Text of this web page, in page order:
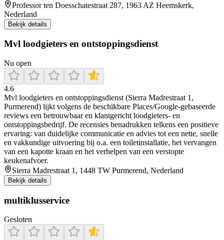
Professor ten Doesschatestraat 287, 1963 AZ Heemskerk,
Nederland
Bekijk details
Mvl loodgieters en ontstoppingsdienst
Nu open
4.6
Mvl loodgieters en ontstoppingsdienst (Sierra Madrestraat 1,
Purmerend) lijkt volgens de beschikbare Places/Google-gebaseerde
reviews een betrouwbaar en klantgericht loodgieters- en
ontstoppingsbedrijf. De recensies benadrukken telkens een positieve
ervaring: van duidelijke communicatie en advies tot een nette, snelle
en vakkundige uitvoering bij o.a. een toiletinstallatie, het vervangen
van een kapotte kraan en het verhelpen van een verstopte
keukenafvoer.
Sierra Madrestraat 1, 1448 TW Purmerend, Nederland
Bekijk details
multiklusservice
Gesloten